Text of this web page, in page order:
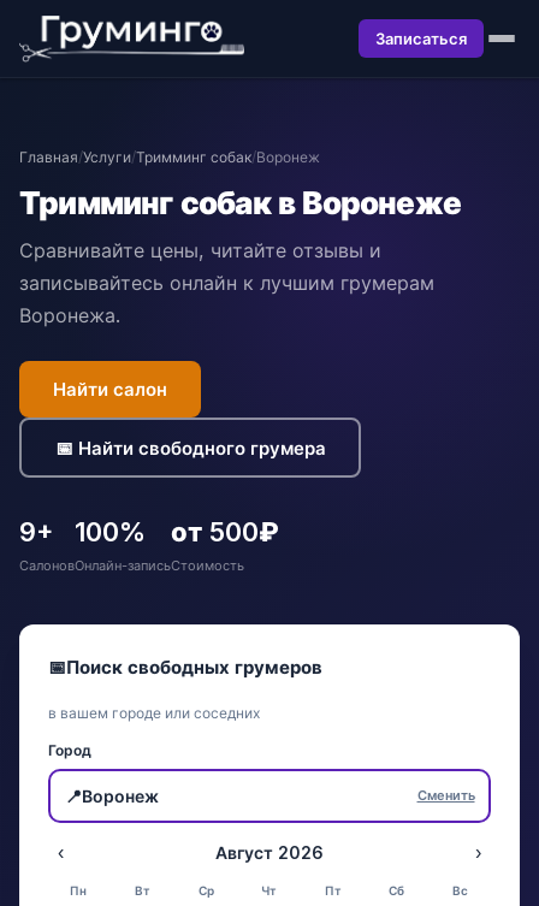
Записаться
Главная/Услуги/Тримминг собак/Воронеж
Тримминг собак в Воронеже
Сравнивайте цены, читайте отзывы и
записывайтесь онлайн к лучшим грумерам
Воронежа.
Найти салон
📅 Найти свободного грумера
9+
Салонов
100%
Онлайн-запись
от 500₽
Стоимость
📅Поиск свободных грумеров
в вашем городе или соседних
Город
📍Воронеж Сменить
‹ Август 2026 ›
Пн Вт Ср Чт Пт Сб Вс